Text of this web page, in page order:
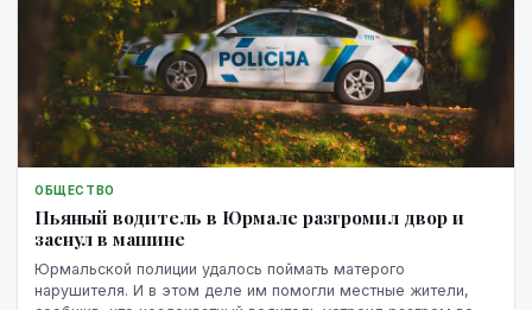
ОБЩЕСТВО
Пьяный водитель в Юрмале разгромил двор и
заснул в машине
Юрмальской полиции удалось поймать матерого
нарушителя. И в этом деле им помогли местные жители,